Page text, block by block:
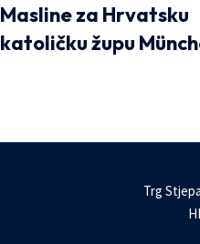
Masline za Hrvatsku
katoličku župu
Trg